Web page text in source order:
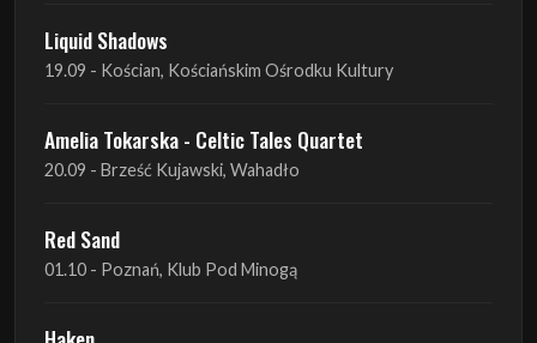
Amelia Tokarska - Celtic Tales Quartet
20.09 - Brześć Kujawski, Wahadło
Red Sand
Haken
Heretoir + Unreqvited + Nidare